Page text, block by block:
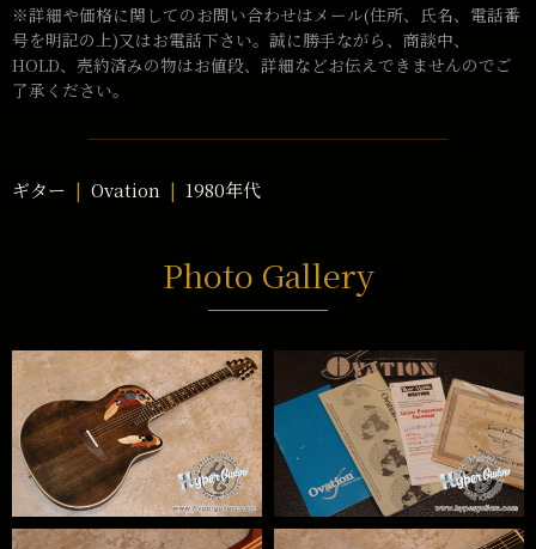
※詳細や価格に関してのお問い合わせはメール(住所、氏名、電話番
号を明記の上)又はお電話下さい。誠に勝手ながら、商談中、
HOLD、売約済みの物はお値段、詳細などお伝えできませんのでご
了承ください。
ギター Ovation 1980年代
Photo Gallery